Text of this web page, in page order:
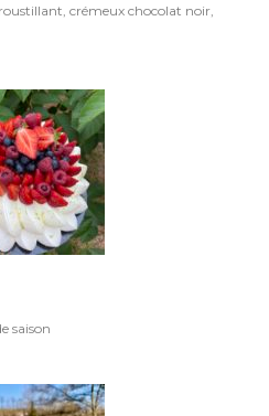
crémeux chocolat noir,
saison